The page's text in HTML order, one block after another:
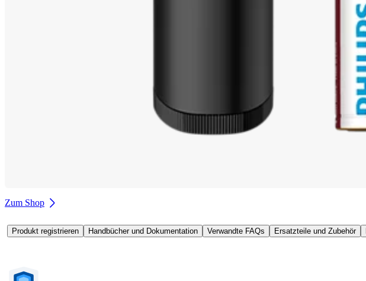
Zum Shop
Produkt registrieren Handbücher und Dokumentation Verwandte FAQs Ersatzteile und Zubehör